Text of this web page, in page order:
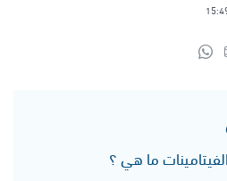
ما هي ؟